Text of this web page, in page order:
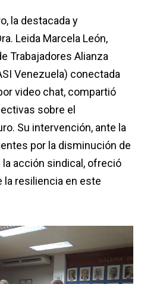
la destacada y
Leida Marcela León,
Trabajadores Alianza
Venezuela) conectada
video chat, compartió
sobre el
Su intervención, ante la
por la disminución de
la acción sindical, ofreció
la resiliencia en este